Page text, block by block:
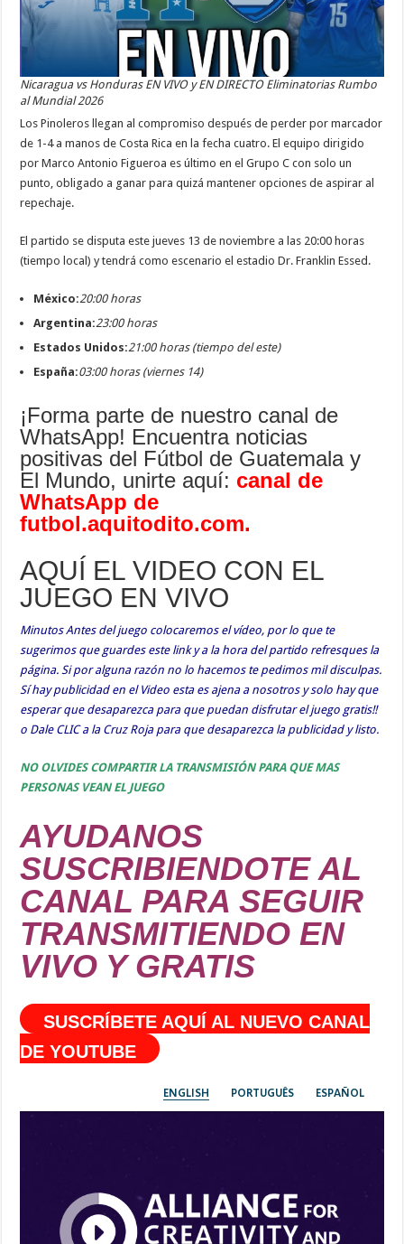
Nicaragua vs Honduras EN VIVO y EN DIRECTO Eliminatorias Rumbo
al Mundial 2026
Los Pinoleros llegan al compromiso después de perder por marcador
de 1-4 a manos de Costa Rica en la fecha cuatro. El equipo dirigido
por Marco Antonio Figueroa es último en el Grupo C con solo un
punto, obligado a ganar para quizá mantener opciones de aspirar al
repechaje.
El partido se disputa este jueves 13 de noviembre a las 20:00 horas
(tiempo local) y tendrá como escenario el estadio Dr. Franklin Essed.
México:20:00 horas
Argentina:23:00 horas
Estados Unidos:21:00 horas (tiempo del este)
España:03:00 horas (viernes 14)
¡Forma parte de nuestro canal de
WhatsApp! Encuentra noticias
positivas del Fútbol de Guatemala y
El Mundo, unirte aquí: canal de
WhatsApp de
futbol.aquitodito.com.
AQUÍ EL VIDEO CON EL
JUEGO EN VIVO
Minutos Antes del juego colocaremos el vídeo, por lo que te
sugerimos que guardes este link y a la hora del partido refresques la
página. Si por alguna razón no lo hacemos te pedimos mil disculpas.
Sí hay publicidad en el Video esta es ajena a nosotros y solo hay que
esperar que desaparezca para que puedan disfrutar el juego gratis!!
o Dale CLIC a la Cruz Roja para que desaparezca la publicidad y listo.
NO OLVIDES COMPARTIR LA TRANSMISIÓN PARA QUE MAS
PERSONAS VEAN EL JUEGO
AYUDANOS
SUSCRIBIENDOTE AL
CANAL PARA SEGUIR
TRANSMITIENDO EN
VIVO Y GRATIS
SUSCRÍBETE AQUÍ AL NUEVO CANAL
DE YOUTUBE